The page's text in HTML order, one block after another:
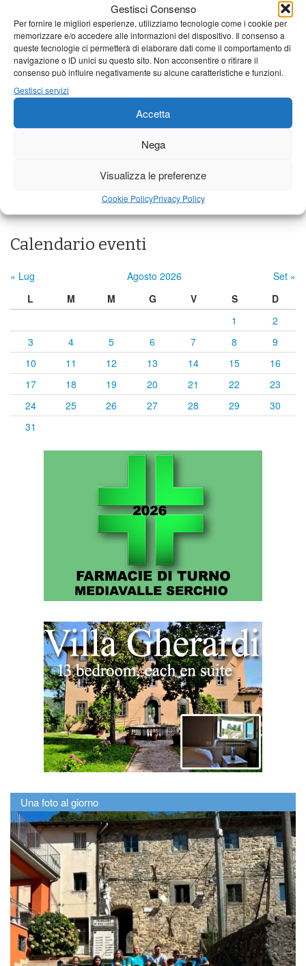
Gestisci Consenso
Per fornire le migliori esperienze, utilizziamo tecnologie come i cookie per
memorizzare e/o accedere alle informazioni del dispositivo. Il consenso a
queste tecnologie ci permetterà di elaborare dati come il comportamento di
navigazione o ID unici su questo sito. Non acconsentire o ritirare il
consenso può influire negativamente su alcune caratteristiche e funzioni.
Gestisci servizi
Accetta
Nega
Visualizza le preferenze
Cookie PolicyPrivacy Policy
Borgo a Mozzano
24°C|37°C 21°C|38°C 22°C|38°C
Barga
24°C
Previsioni a cura di:
Calendario eventi
« Lug Agosto 2026
Set »
L
M M G V S
D
1
2
3
4 5 6 7 8
9
10
11 12 13 14 15
16
17
18 19 20 21 22
23
24
25 26 27 28 29
30
31
Una foto al giorno